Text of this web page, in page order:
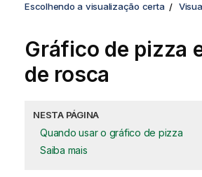
Escolhendo a visualização certa
Gráfico de pizza
de rosca
NESTA PÁGINA
Quando usar o gráfico de pizza
Saiba mais